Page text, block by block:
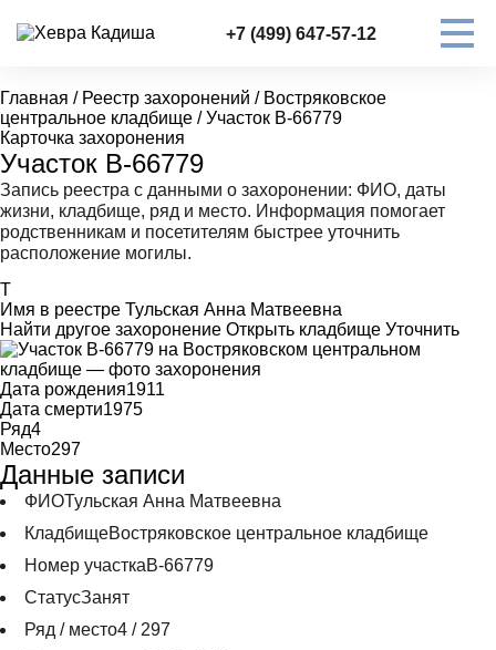
+7 (499) 647-57-12
Главная / Реестр захоронений / Востряковское
центральное кладбище / Участок В-66779
Карточка захоронения
Участок В-66779
Запись реестра с данными о захоронении: ФИО, даты
жизни, кладбище, ряд и место. Информация помогает
родственникам и посетителям быстрее уточнить
расположение могилы.
Т
Имя в реестре Тульская Анна Матвеевна
Найти другое захоронение Открыть кладбище Уточнить
Дата рождения1911
Дата смерти1975
Ряд4
Место297
Данные записи
ФИОТульская Анна Матвеевна
КладбищеВостряковское центральное кладбище
Номер участкаВ-66779
СтатусЗанят
Ряд / место4 / 297